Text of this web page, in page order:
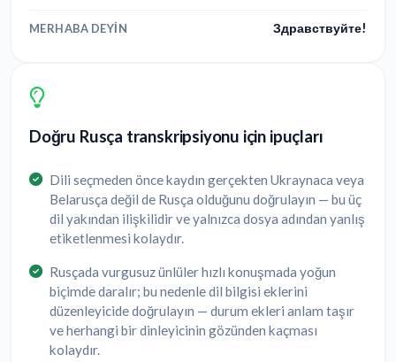
MERHABA DEYIN Здравствуйте!
Doğru Rusça transkripsiyonu için ipuçları
Dili seçmeden önce kaydın gerçekten Ukraynaca veya
Belarusça değil de Rusça olduğunu doğrulayın — bu üç
dil yakından ilişkilidir ve yalnızca dosya adından yanlış
etiketlenmesi kolaydır.
Rusçada vurgusuz ünlüler hızlı konuşmada yoğun
biçimde daralır; bu nedenle dil bilgisi eklerini
düzenleyicide doğrulayın — durum ekleri anlam taşır
ve herhangi bir dinleyicinin gözünden kaçması
kolaydır.